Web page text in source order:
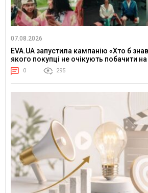
07.08.2026
EVA.UA запустила кампанію «Хто б
якого покупці не очікують побачити
0 295